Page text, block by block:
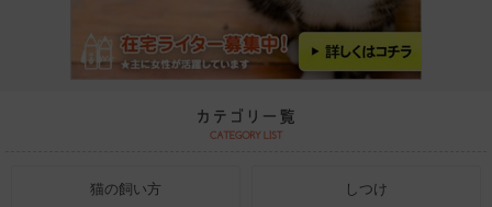
猫の飼い方 しつけ